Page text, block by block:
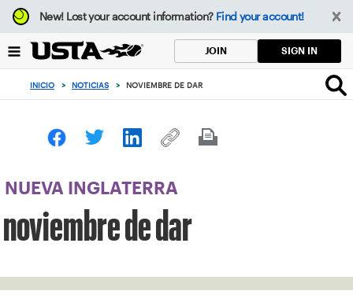
Enfoque
desde
botón
volver
principio
New!Lost your account information? Find your account!
JOIN SIGN IN
INICIO > NOTICIAS > NOVIEMBRE DE DAR
NUEVA INGLATERRA
noviembre de dar